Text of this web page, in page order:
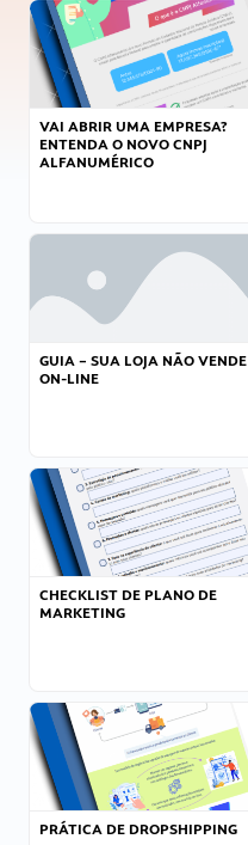
VAI ABRIR UMA EMPRESA?
ENTENDA O NOVO CNPJ
ALFANUMÉRICO
GUIA – SUA LOJA NÃO VENDE
ON-LINE
CHECKLIST DE PLANO DE
MARKETING
PRÁTICA DE DROPSHIPPING